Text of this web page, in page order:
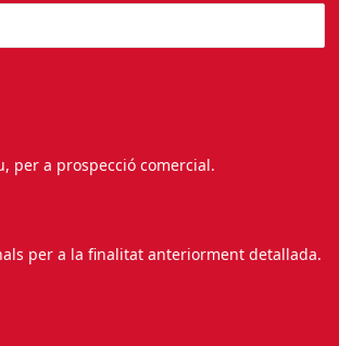
per a prospecció comercial.
per a la finalitat anteriorment detallada.